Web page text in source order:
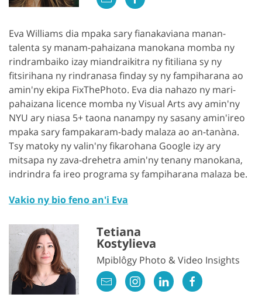
Eva Williams dia mpaka sary fianakaviana manan-
talenta sy manam-pahaizana manokana momba ny
rindrambaiko izay miandraikitra ny fitiliana sy ny
fitsirihana ny rindranasa finday sy ny fampiharana ao
amin'ny ekipa FixThePhoto. Eva dia nahazo ny mari-
pahaizana licence momba ny Visual Arts avy amin'ny
NYU ary niasa 5+ taona nanampy ny sasany amin'ireo
mpaka sary fampakaram-bady malaza ao an-tanàna.
Tsy matoky ny valin'ny fikarohana Google izy ary
mitsapa ny zava-drehetra amin'ny tenany manokana,
indrindra fa ireo programa sy fampiharana malaza be.
Vakio ny bio feno an'i Eva
Tetiana
Kostylieva
Mpiblôgy Photo & Video Insights